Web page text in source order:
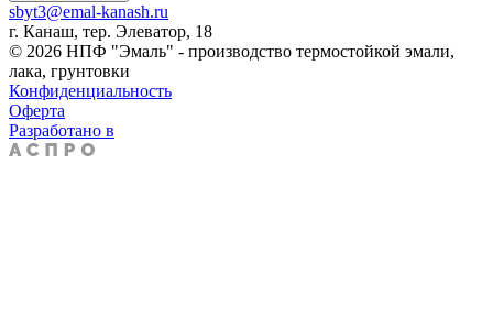
sbyt3@emal-kanash.ru
г. Канаш, тер. Элеватор, 18
© 2026 НПФ "Эмаль" - производство термостойкой эмали,
лака, грунтовки
Конфиденциальность
Оферта
Разработано в